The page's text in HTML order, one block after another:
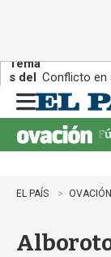
Tema
s del
día:
Conflicto en
n
u
EL PAÍS OVACIÓN